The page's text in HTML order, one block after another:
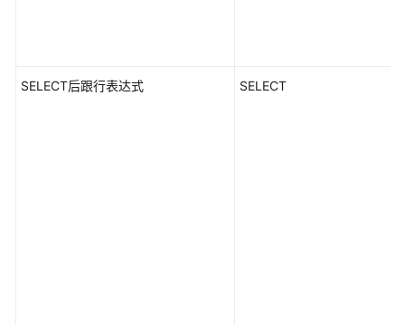
SELECT后跟行表达式 SELECT